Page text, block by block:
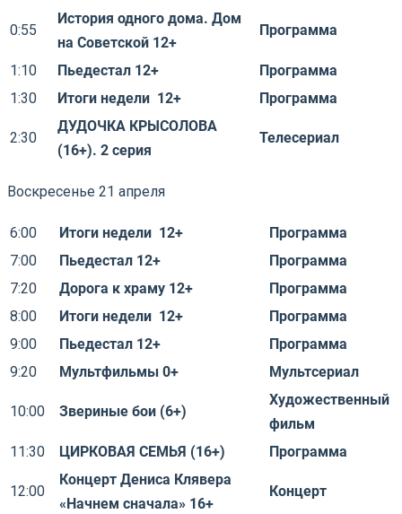
0:55
История одного дома. Дом
на Советской 12+
Программа
1:10 Пьедестал 12+
Программа
1:30
Итоги недели 12+ Программа
2:30
ДУДОЧКА КРЫСОЛОВА
(16+). 2 серия
Телесериал
Воскресенье 21 апреля
6:00 Итоги недели 12+
Программа
7:00
Пьедестал 12+
Программа
7:20
Дорога к храму 12+
Программа
8:00
Итоги недели 12+
Программа
9:00
Пьедестал 12+
Программа
9:20
Мультфильмы 0+ Мультсериал
10:00 Звериные бои (6+)
Художественный
фильм
11:30
ЦИРКОВАЯ СЕМЬЯ (16+) Программа
12:00
Концерт Дениса Клявера
«Начнем сначала» 16+
Концерт